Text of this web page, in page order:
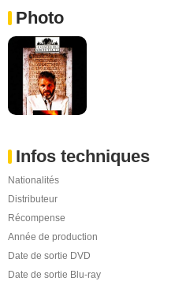
Photo
Infos techniques
Nationalités
Distributeur
Récompense
Année de production
Date de sortie DVD
Date de sortie Blu-ray